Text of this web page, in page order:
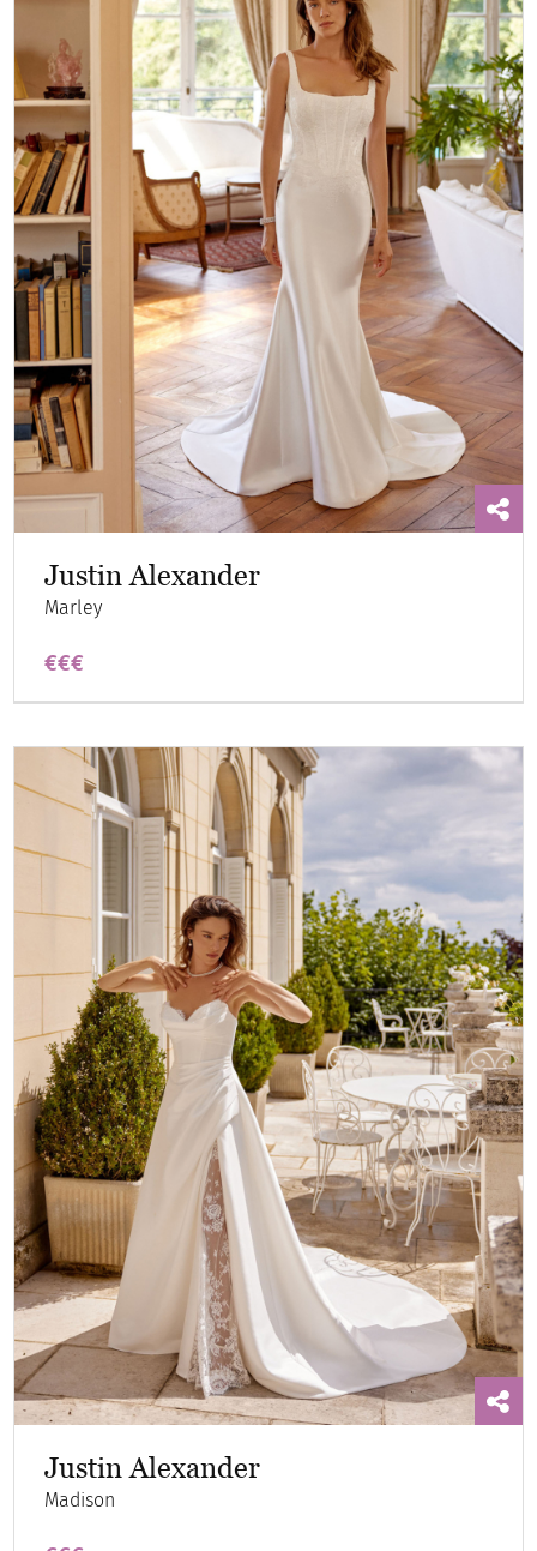
Justin Alexander
Marley
€€€
Justin Alexander
Madison